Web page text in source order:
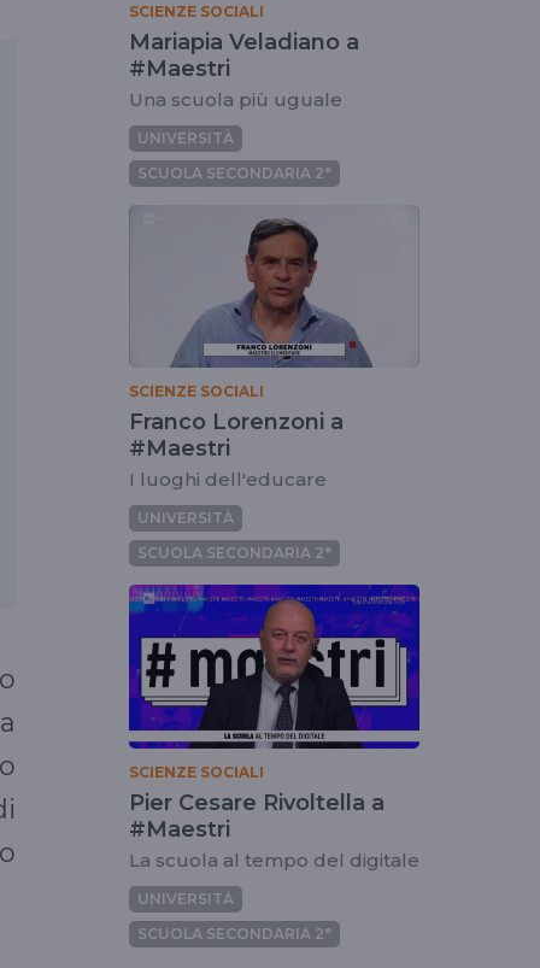
SCIENZE SOCIALI
Mariapia Veladiano a
#Maestri
Una scuola più uguale
UNIVERSITÀ
SCUOLA SECONDARIA 2°
SCIENZE SOCIALI
Franco Lorenzoni a
#Maestri
I luoghi dell'educare
UNIVERSITÀ
SCUOLA SECONDARIA 2°
SCIENZE SOCIALI
Pier Cesare Rivoltella a
#Maestri
La scuola al tempo del digitale
UNIVERSITÀ
SCUOLA SECONDARIA 2°